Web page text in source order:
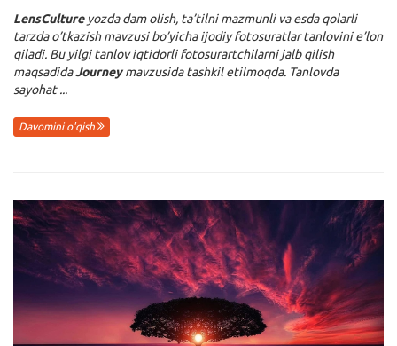
LensCulture yozda dam olish, ta’tilni mazmunli va esda qolarli
tarzda o’tkazish mavzusi bo’yicha ijodiy fotosuratlar tanlovini e’lon
qiladi. Bu yilgi tanlov iqtidorli fotosurartchilarni jalb qilish
maqsadidaJourneymavzusida tashkil etilmoqda. Tanlovda
sayohat ...
Davomini o'qish